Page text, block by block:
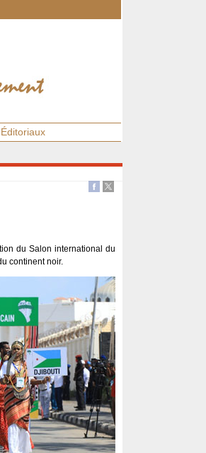
Éditoriaux
du Salon international du
continent noir.